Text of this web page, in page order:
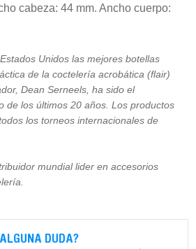
cabeza: 44 mm. Ancho cuerpo:
Unidos las mejores botellas
de la coctelería acrobática (flair)
Dean Serneels, ha sido el
de los últimos 20 años. Los productos
los torneos internacionales de
mundial lider en accesorios
DUDA?